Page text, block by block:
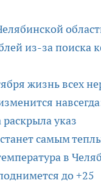
из-за поиска
жизнь всех
указ
самым
в
до +25